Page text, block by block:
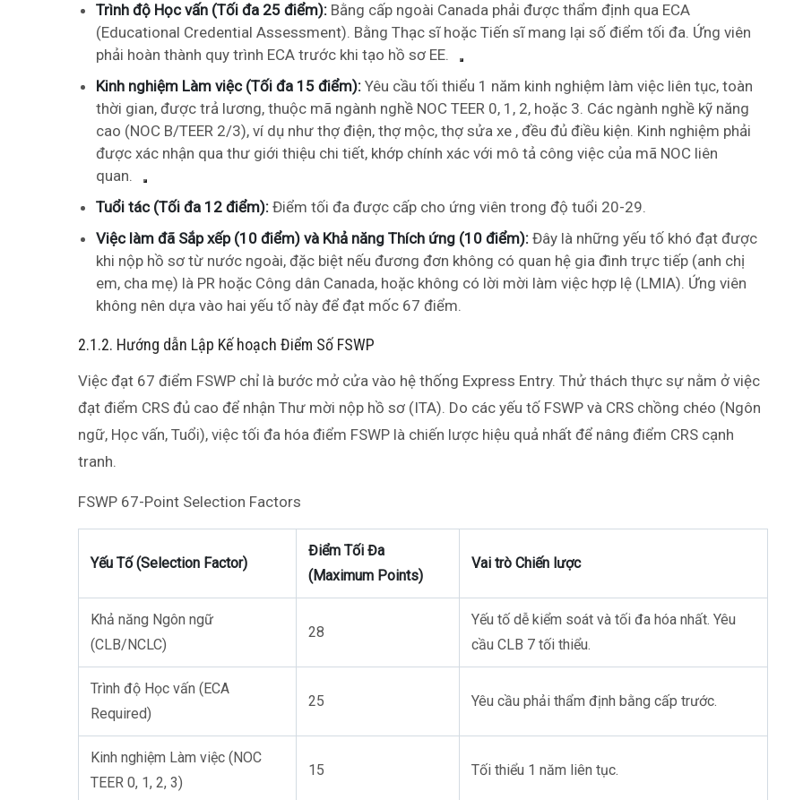
Trình độ Học vấn (Tối đa 25 điểm): Bằng cấp ngoài Canada phải được thẩm định qua ECA
(Educational Credential Assessment). Bằng Thạc sĩ hoặc Tiến sĩ mang lại số điểm tối đa. Ứng viên
phải hoàn thành quy trình ECA trước khi tạo hồ sơ EE.
Kinh nghiệm Làm việc (Tối đa 15 điểm): Yêu cầu tối thiểu 1 năm kinh nghiệm làm việc liên tục, toàn
thời gian, được trả lương, thuộc mã ngành nghề NOC TEER 0, 1, 2, hoặc 3. Các ngành nghề kỹ năng
cao (NOC B/TEER 2/3), ví dụ như thợ điện, thợ mộc, thợ sửa xe , đều đủ điều kiện. Kinh nghiệm phải
được xác nhận qua thư giới thiệu chi tiết, khớp chính xác với mô tả công việc của mã NOC liên
quan.
Tuổi tác (Tối đa 12 điểm): Điểm tối đa được cấp cho ứng viên trong độ tuổi 20-29.
Việc làm đã Sắp xếp (10 điểm) và Khả năng Thích ứng (10 điểm): Đây là những yếu tố khó đạt được
khi nộp hồ sơ từ nước ngoài, đặc biệt nếu đương đơn không có quan hệ gia đình trực tiếp (anh chị
em, cha mẹ) là PR hoặc Công dân Canada, hoặc không có lời mời làm việc hợp lệ (LMIA). Ứng viên
không nên dựa vào hai yếu tố này để đạt mốc 67 điểm.
2.1.2. Hướng dẫn Lập Kế hoạch Điểm Số FSWP
Việc đạt 67 điểm FSWP chỉ là bước mở cửa vào hệ thống Express Entry. Thử thách thực sự nằm ở việc
đạt điểm CRS đủ cao để nhận Thư mời nộp hồ sơ (ITA). Do các yếu tố FSWP và CRS chồng chéo (Ngôn
ngữ, Học vấn, Tuổi), việc tối đa hóa điểm FSWP là chiến lược hiệu quả nhất để nâng điểm CRS cạnh
tranh.
FSWP 67-Point Selection Factors
Yếu Tố (Selection Factor)
Điểm Tối Đa
(Maximum Points)
Vai trò Chiến lược
Khả năng Ngôn ngữ
(CLB/NCLC)
28
Yếu tố dễ kiểm soát và tối đa hóa nhất. Yêu
cầu CLB 7 tối thiểu.
Trình độ Học vấn (ECA
Required)
25 Yêu cầu phải thẩm định bằng cấp trước.
Kinh nghiệm Làm việc (NOC
TEER 0, 1, 2, 3)
15 Tối thiểu 1 năm liên tục.